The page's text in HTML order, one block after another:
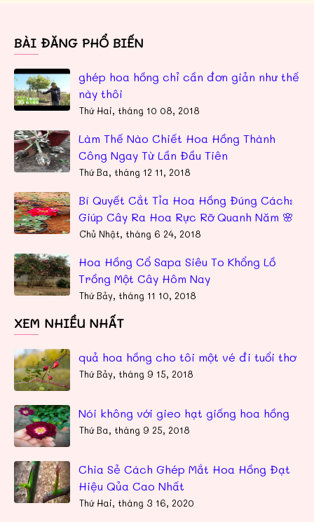
BÀI ĐĂNG PHỔ BIẾN
ghép hoa hồng chỉ cần đơn giản như thế
này thôi
Thứ Hai, tháng 10 08, 2018
Làm Thế Nào Chiết Hoa Hồng Thành
Công Ngay Từ Lần Đầu Tiên
Thứ Ba, tháng 12 11, 2018
Bí Quyết Cắt Tỉa Hoa Hồng Đúng Cách:
Giúp Cây Ra Hoa Rực Rỡ Quanh Năm 🌸
Chủ Nhật, tháng 6 24, 2018
Hoa Hồng Cổ Sapa Siêu To Khổng Lồ
Trồng Một Cây Hôm Nay
Thứ Bảy, tháng 11 10, 2018
XEM NHIỀU NHẤT
quả hoa hồng cho tôi một vé đi tuổi thơ
Thứ Bảy, tháng 9 15, 2018
Nói không với gieo hạt giống hoa hồng
Thứ Ba, tháng 9 25, 2018
Chia Sẻ Cách Ghép Mắt Hoa Hồng Đạt
Hiệu Qủa Cao Nhất
Thứ Hai, tháng 3 16, 2020